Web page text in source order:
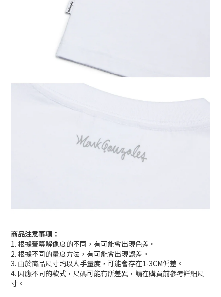
商品注意事項：
1. 根據螢幕解像度的不同，有可能會出現色差。
2. 根據不同的量度方法，有可能會出現誤差。
3. 由於商品尺寸均以人手量度，可能會存在1-3CM偏差。
4. 因應不同的款式，尺碼可能有所差異，請在購買前參考詳細尺
寸。